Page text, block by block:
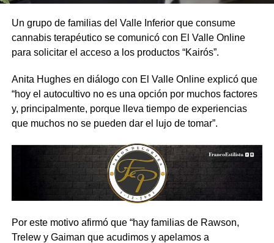
Un grupo de familias del Valle Inferior que consume
cannabis terapéutico se comunicó con El Valle Online
para solicitar el acceso a los productos “Kairós”.
Anita Hughes en diálogo con El Valle Online explicó que
“hoy el autocultivo no es una opción por muchos factores
y, principalmente, porque lleva tiempo de experiencias
que muchos no se pueden dar el lujo de tomar”.
Por este motivo afirmó que “hay familias de Rawson,
Trelew y Gaiman que acudimos y apelamos a